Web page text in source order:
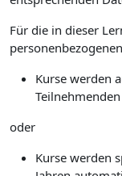
Für die in dieser
Kurse werden
oder
Kurse werden